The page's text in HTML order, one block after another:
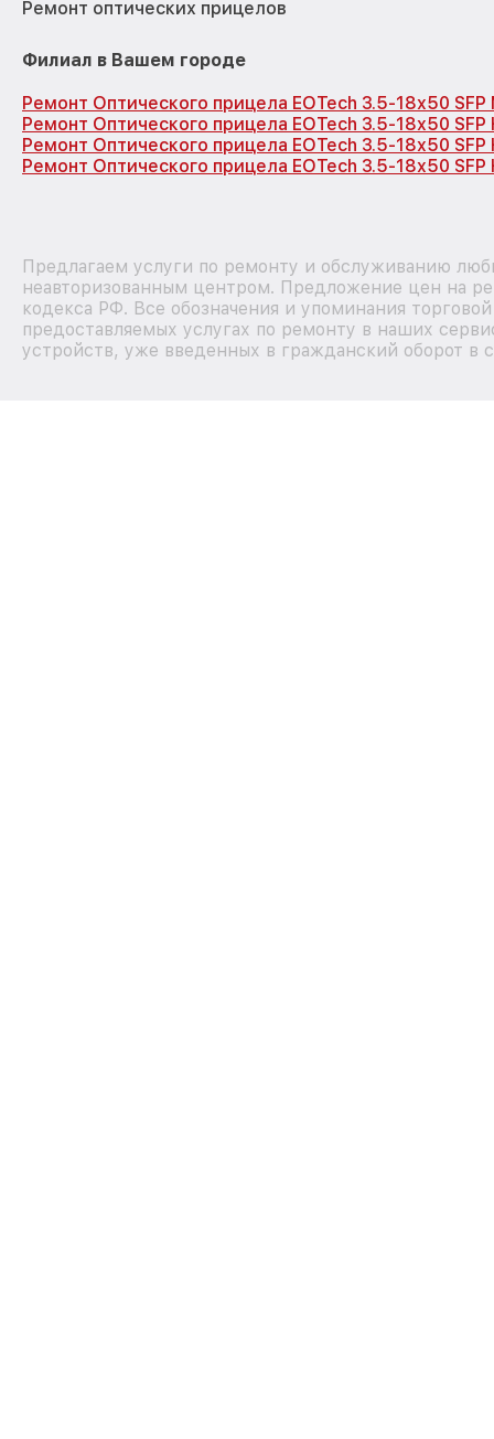
Ремонт оптических прицелов
Филиал в Вашем городе
Ремонт Оптического прицела EOTech 3.5-18x50 SFP
Ремонт Оптического прицела EOTech 3.5-18x50
Ремонт Оптического прицела EOTech 3.5-18x50
Ремонт Оптического прицела EOTech 3.5-18x50 SFP
Предлагаем услуги по ремонту и обслуживанию
неавторизованным центром. Предложение цен на
кодекса РФ. Все обозначения и упоминания
предоставляемых услугах по ремонту в наших
устройств, уже введенных в гражданский оборот в